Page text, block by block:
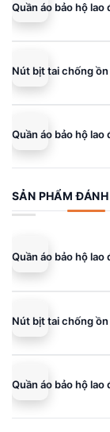
Quần áo bảo hộ lao
Giá
gốc
là:
Giá
hiện
tại
195.000 ₫.
Nút bịt tai chống
Quần áo bảo hộ lao
Giá
là:
256.500 ₫.
Giá
tại
là:
195.000 ₫.
SẢN PHẨM
Quần áo bảo hộ lao
Giá
là:
Giá
tại
195.000 ₫.
Nút bịt tai chống
Quần áo bảo hộ lao
Giá
gốc
là:
Giá
hiện
tại